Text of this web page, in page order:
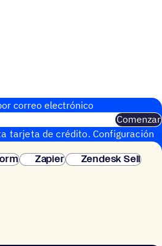
correo electrónico
Comenzar
tarjeta de crédito. Configuración
Zapier Zendesk Sell